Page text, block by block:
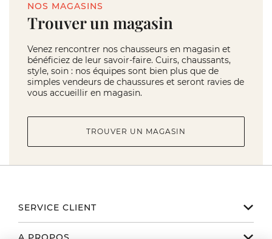
NOS MAGASINS
Trouver un magasin
Venez rencontrer nos chausseurs en magasin et
bénéficiez de leur savoir-faire. Cuirs, chaussants,
style, soin : nos équipes sont bien plus que de
simples vendeurs de chaussures et seront ravies de
vous accueillir en magasin.
TROUVER UN MAGASIN
SERVICE CLIENT